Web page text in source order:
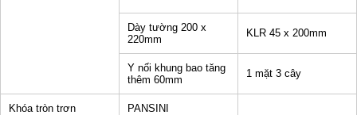
Dày tường 200 x
220mm
KLR 45 x 200mm
Y nối khung bao tăng
thêm 60mm
1 mặt 3 cây
Khóa tròn trơn PANSINI